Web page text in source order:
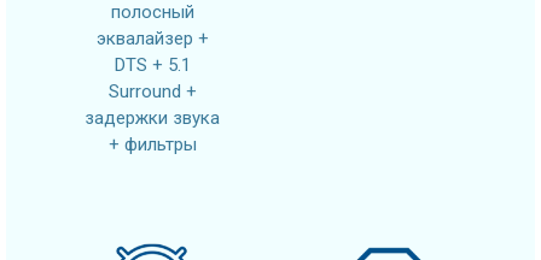
полосный
эквалайзер +
DTS + 5.1
Surround +
задержки звука
+ фильтры